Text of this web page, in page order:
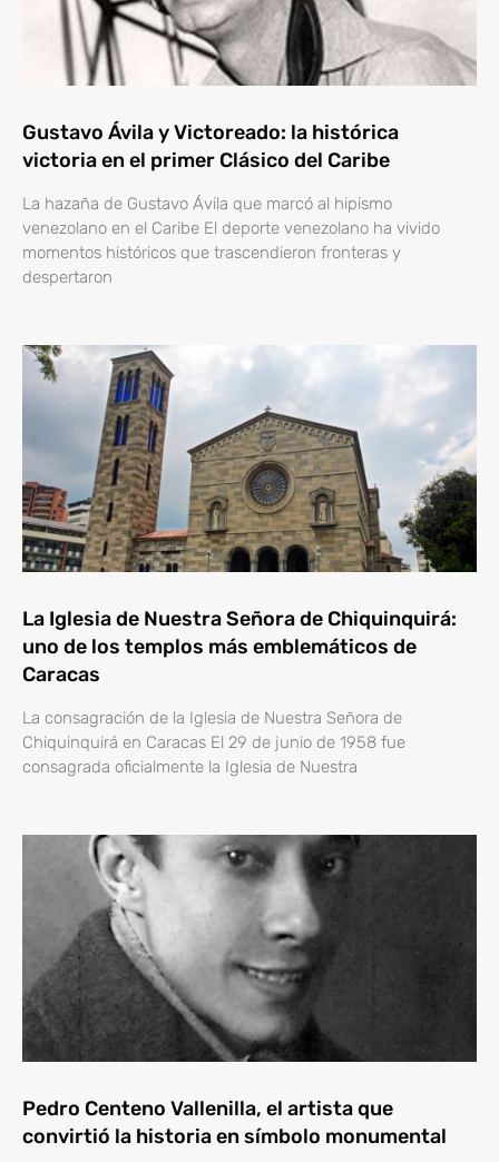
Gustavo Ávila y Victoreado: la histórica
victoria en el primer Clásico del Caribe
La hazaña de Gustavo Ávila que marcó al hipismo
venezolano en el Caribe El deporte venezolano ha vivido
momentos históricos que trascendieron fronteras y
despertaron
La Iglesia de Nuestra Señora de Chiquinquirá:
uno de los templos más emblemáticos de
Caracas
La consagración de la Iglesia de Nuestra Señora de
Chiquinquirá en Caracas El 29 de junio de 1958 fue
consagrada oficialmente la Iglesia de Nuestra
Pedro Centeno Vallenilla, el artista que
convirtió la historia en símbolo monumental